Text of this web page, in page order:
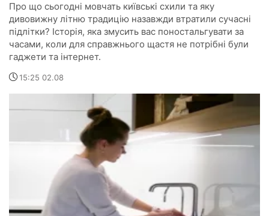
Про що сьогодні мовчать київські схили та яку
дивовижну літню традицію назавжди втратили сучасні
підлітки? Історія, яка змусить вас поностальгувати за
часами, коли для справжнього щастя не потрібні були
гаджети та інтернет.
15:25 02.08